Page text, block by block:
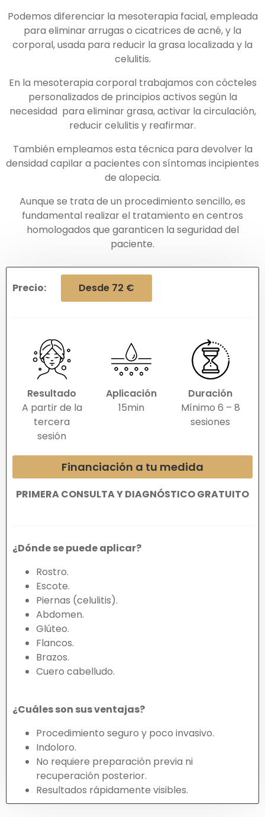
Podemos diferenciar la mesoterapia facial, empleada
para eliminar arrugas o cicatrices de acné, y la
corporal, usada para reducir la grasa localizada y la
celulitis.
En la mesoterapia corporal trabajamos con cócteles
personalizados de principios activos según la
necesidad para eliminar grasa, activar la circulación,
reducir celulitis y reafirmar.
También empleamos esta técnica para devolver la
densidad capilar a pacientes con síntomas incipientes
de alopecia.
Aunque se trata de un procedimiento sencillo, es
fundamental realizar el tratamiento en centros
homologados que garanticen la seguridad del
paciente.
Precio: Desde 72 €
Resultado
A partir de la
tercera
sesión
Aplicación
15min
Duración
Mínimo 6 – 8
sesiones
Financiación a tu medida
PRIMERA CONSULTA Y DIAGNÓSTICO GRATUITO
¿Dónde se puede aplicar?
Rostro.
Escote.
Piernas (celulitis).
Abdomen.
Glúteo.
Flancos.
Brazos.
Cuero cabelludo.
¿Cuáles son sus ventajas?
Procedimiento seguro y poco invasivo.
Indoloro.
No requiere preparación previa ni
recuperación posterior.
Resultados rápidamente visibles.